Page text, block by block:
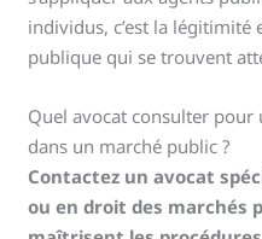
individus, c’est la
publique qui se trouvent
Quel avocat consulter
dans un marché public ?
Contactez un avocat
ou en droit des marchés